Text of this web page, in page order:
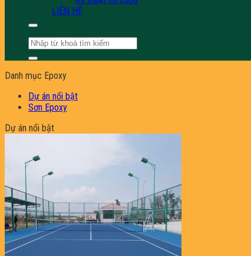
LIÊN HỆ
Tìm
kiếm:
Danh mục Epoxy
Dự án nổi bật
Sơn Epoxy
Dự án nổi bật